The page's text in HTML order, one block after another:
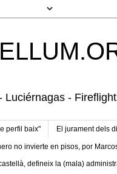
Luciérnagas -
perfil baix" El jurament dels
no invierte en pisos, por
defineix la (mala)